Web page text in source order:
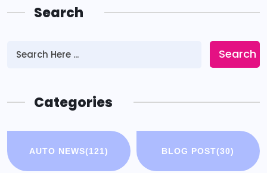
Search
Search
Categories
AUTO NEWS(121) BLOG POST(30)